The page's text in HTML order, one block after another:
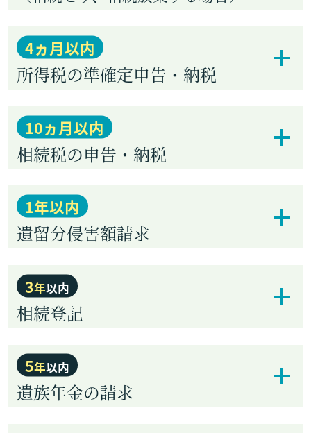
4ヵ月以内
所得税の準確定申告・納税
10ヵ月以内
相続税の申告・納税
1年以内
遺留分侵害額請求
3年以内
相続登記
5年以内
遺族年金の請求